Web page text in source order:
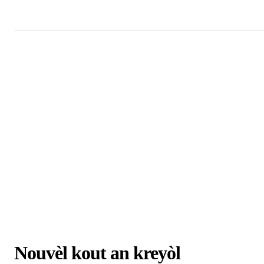
Nouvèl kout an kreyòl